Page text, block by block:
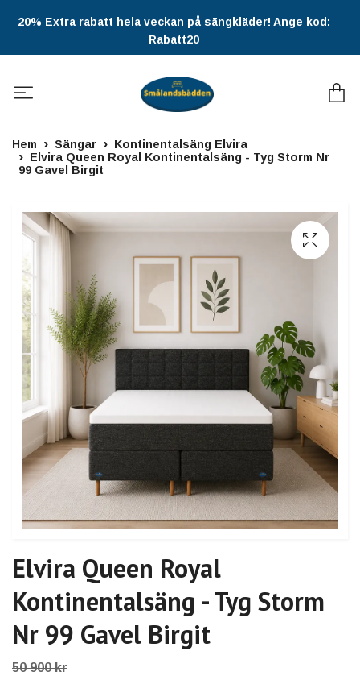
20% Extra rabatt hela veckan på sängkläder! Ange kod:
Rabatt20
Hem Sängar
Kontinentalsäng Elvira
Elvira Queen Royal Kontinentalsäng - Tyg Storm Nr
99 Gavel Birgit
Elvira Queen Royal
Kontinentalsäng - Tyg Storm
Nr 99 Gavel Birgit
50 900 kr